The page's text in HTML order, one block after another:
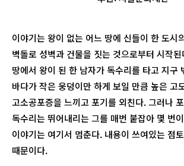
이야기는 왕이 없는 어느 땅에 신들이 한 도시
벽돌로 성벽과 건물을 짓는 것으로부터 시작
땅에서 왕이 된 한 남자가 독수리를 타고 지구
바다가 작은 웅덩이만 하게 보일 만큼 높은 고
고소공포증을 느끼고 포기를 외친다. 그러나
독수리는 뛰어내리는 그를 매번 붙잡아 몇 번
이야기는 여기서 멈춘다. 내용이 쓰여있는 점
때문이다.